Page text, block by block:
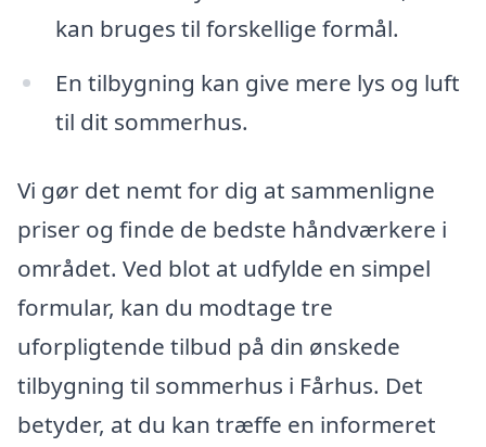
kan bruges til forskellige formål.
En tilbygning kan give mere lys og luft
til dit sommerhus.
Vi gør det nemt for dig at sammenligne
priser og finde de bedste håndværkere i
området. Ved blot at udfylde en simpel
formular, kan du modtage tre
uforpligtende tilbud på din ønskede
tilbygning til sommerhus i Fårhus. Det
betyder, at du kan træffe en informeret